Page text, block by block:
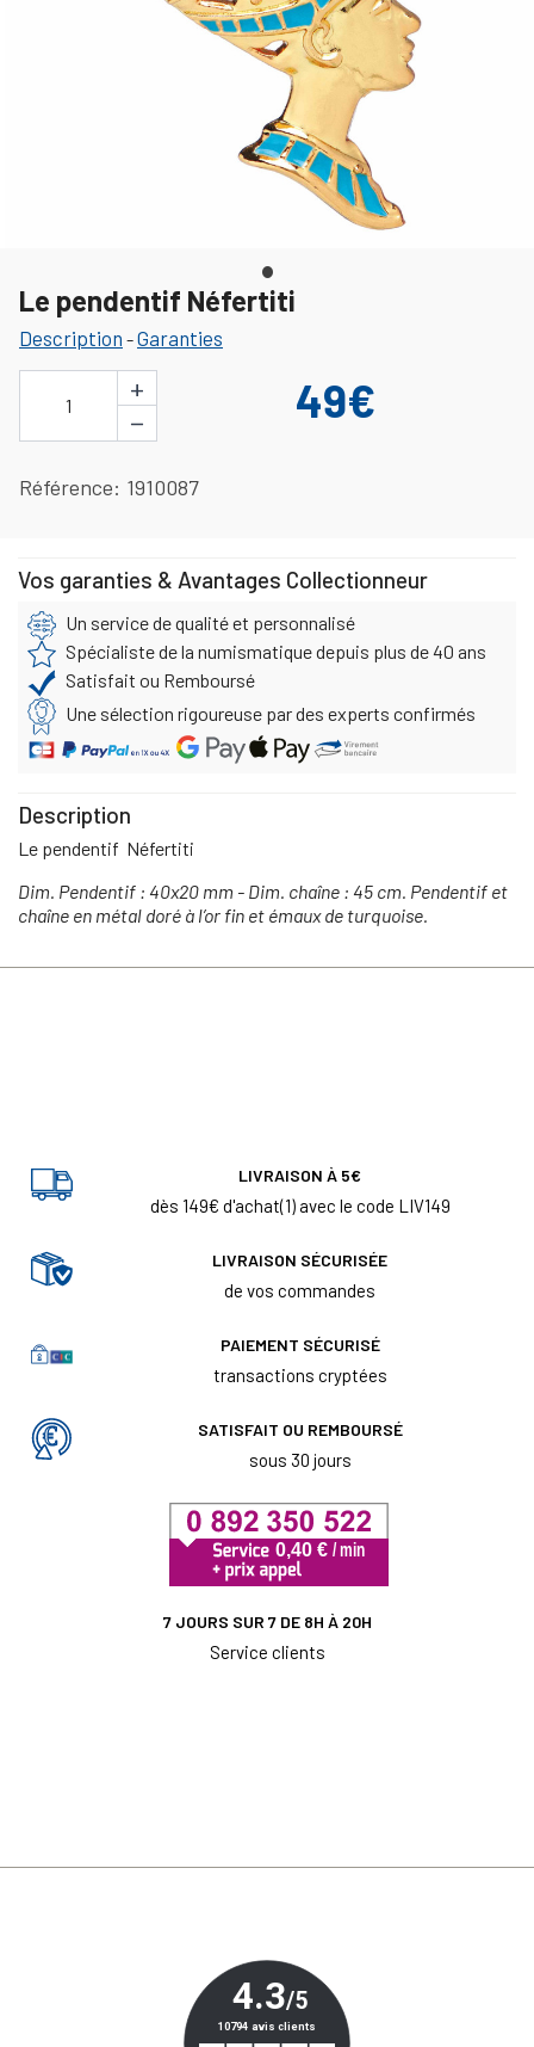
Le pendentif Néfertiti
Description -Garanties
1
+
−
49€
Référence 1910087
Vos garanties & Avantages Collectionneur
Un service de qualité et personnalisé
Spécialiste de la numismatique depuis plus de 40 ans
Satisfait ou Remboursé
Une sélection rigoureuse par des experts confirmés
Description
Le pendentif Néfertiti
Dim. Pendentif : 40x20 mm - Dim. chaîne : 45 cm. Pendentif et
chaîne en métal doré à l’or fin et émaux de turquoise.
LIVRAISON À 5€
dès 149€ d'achat(1) avec le code LIV149
LIVRAISON SÉCURISÉE
de vos commandes
PAIEMENT SÉCURISÉ
transactions cryptées
SATISFAIT OU REMBOURSÉ
sous 30 jours
7 JOURS SUR 7 DE 8H À 20H
Service clients